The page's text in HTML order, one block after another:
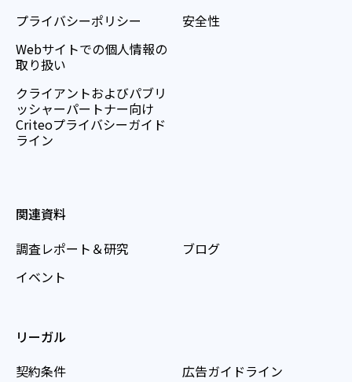
プライバシーポリシー
Webサイトでの個人情報の
取り扱い
クライアントおよびパブリ
ッシャーパートナー向け
Criteoプライバシーガイド
ライン
安全性
関連資料
調査レポート＆研究
イベント
ブログ
リーガル
契約条件
広告ガイドライン